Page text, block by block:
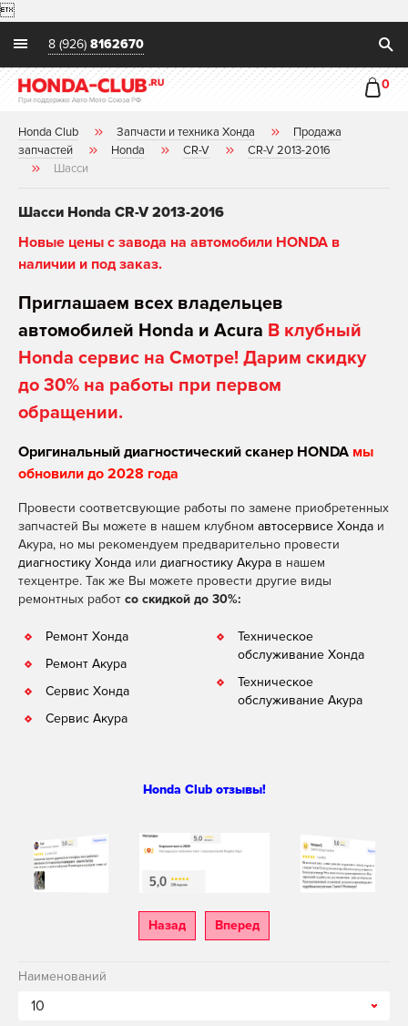

8 (926) 8162670
0
Honda Club Запчасти и техника Хонда
Продажа
запчастей
Honda CR-V
CR-V 2013-2016
Шасси
Шасси Honda CR-V 2013-2016
Новые цены с завода на автомобили HONDA в
наличии и под заказ.
Приглашаем всех владельцев
автомобилей Honda и Acura В клубный
Honda сервис на Смотре! Дарим скидку
до 30% на работы при первом
обращении.
Оригинальный диагностический сканер HONDA мы
обновили до 2028 года
Провести соответсвующие работы по замене приобретенных
запчастей Вы можете в нашем клубном автосервисе Хонда и
Акура, но мы рекомендуем предварительно провести
диагностику Хонда или диагностику Акура в нашем
техцентре. Так же Вы можете провести другие виды
ремонтных работ со скидкой до 30%:
Ремонт Хонда
Ремонт Акура
Сервис Хонда
Сервис Акура
Техническое
обслуживание Хонда
Техническое
обслуживание Акура
Honda Club отзывы!
Назад Вперед
Наименований
10